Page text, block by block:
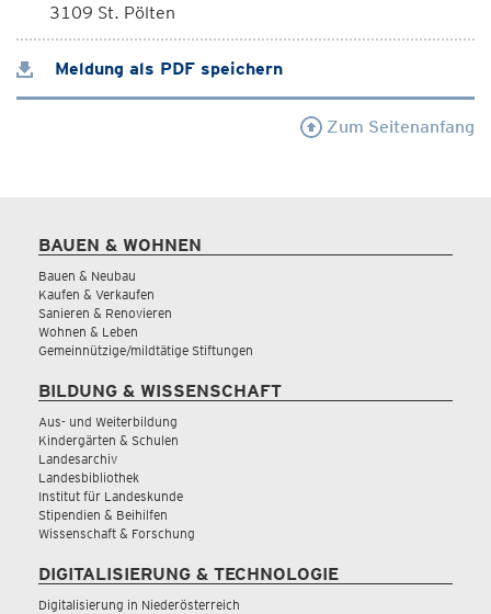
3109 St. Pölten
Meldung als PDF speichern
Zum Seitenanfang
BAUEN & WOHNEN
Bauen & Neubau
Kaufen & Verkaufen
Sanieren & Renovieren
Wohnen & Leben
Gemeinnützige/mildtätige Stiftungen
BILDUNG & WISSENSCHAFT
Aus- und Weiterbildung
Kindergärten & Schulen
Landesarchiv
Landesbibliothek
Institut für Landeskunde
Stipendien & Beihilfen
Wissenschaft & Forschung
DIGITALISIERUNG & TECHNOLOGIE
Digitalisierung in Niederösterreich